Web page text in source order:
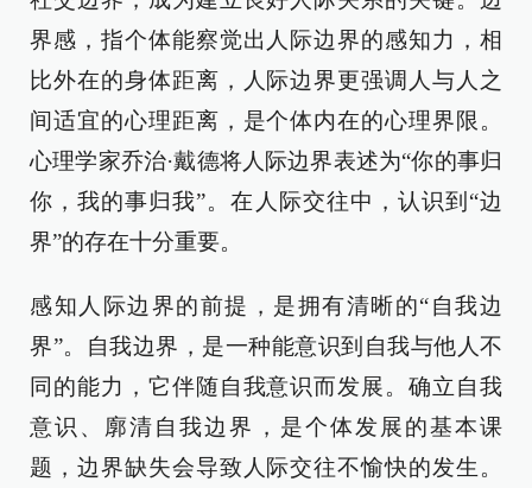
界感，指个体能察觉出人际边界的感知力，相
比外在的身体距离，人际边界更强调人与人之
间适宜的心理距离，是个体内在的心理界限。
心理学家乔治·戴德将人际边界表述为“你的事归
你，我的事归我”。在人际交往中，认识到“边
界”的存在十分重要。
感知人际边界的前提，是拥有清晰的“自我边
界”。自我边界，是一种能意识到自我与他人不
同的能力，它伴随自我意识而发展。确立自我
意识、廓清自我边界，是个体发展的基本课
题，边界缺失会导致人际交往不愉快的发生。